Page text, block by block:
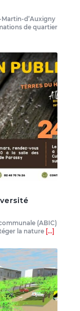
d’Auxigny
de quartier
(ABIC)
la nature [...]